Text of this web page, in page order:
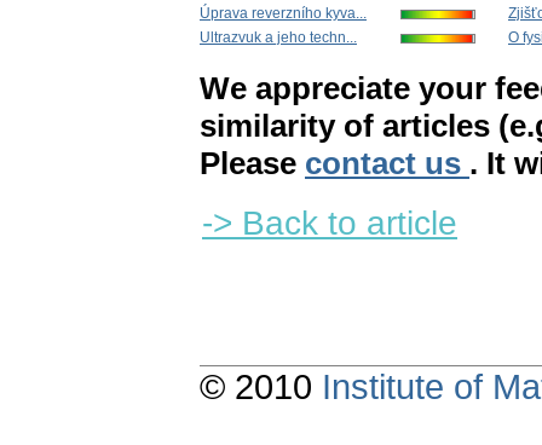
Úprava reverzního kyva...
Ultrazvuk a jeho techn...
O
We appreciate your
similarity of articles
Please contact us . It
-> Back to article
© 2010 Institute of